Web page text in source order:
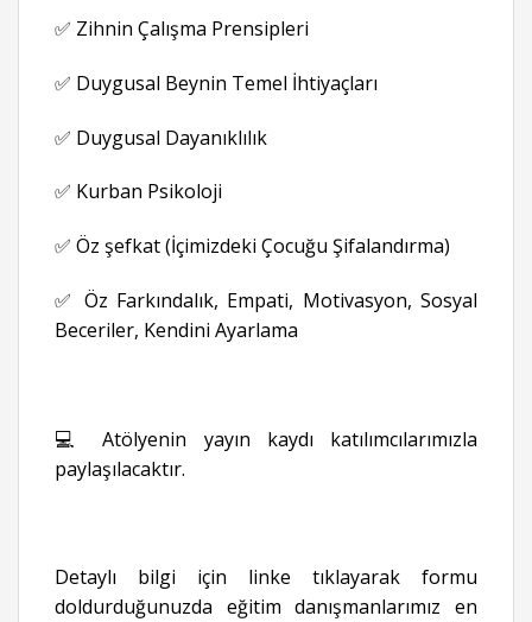
✅ Zihnin Çalışma Prensipleri
✅ Duygusal Beynin Temel İhtiyaçları
✅ Duygusal Dayanıklılık
✅ Kurban Psikoloji
✅ Öz şefkat (İçimizdeki Çocuğu Şifalandırma)
✅ Öz Farkındalık, Empati, Motivasyon, Sosyal
Beceriler, Kendini Ayarlama
💻 Atölyenin yayın kaydı katılımcılarımızla
paylaşılacaktır.
Detaylı bilgi için linke tıklayarak formu
doldurduğunuzda eğitim danışmanlarımız en